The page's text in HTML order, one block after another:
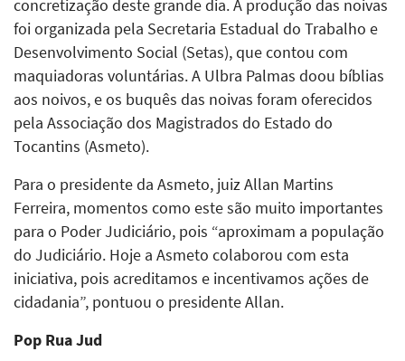
concretização deste grande dia. A produção das noivas
foi organizada pela Secretaria Estadual do Trabalho e
Desenvolvimento Social (Setas), que contou com
maquiadoras voluntárias. A Ulbra Palmas doou bíblias
aos noivos, e os buquês das noivas foram oferecidos
pela Associação dos Magistrados do Estado do
Tocantins (Asmeto).
Para o presidente da Asmeto, juiz Allan Martins
Ferreira, momentos como este são muito importantes
para o Poder Judiciário, pois “aproximam a população
do Judiciário. Hoje a Asmeto colaborou com esta
iniciativa, pois acreditamos e incentivamos ações de
cidadania”, pontuou o presidente Allan.
Pop Rua Jud